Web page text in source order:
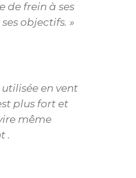
de frein à ses
objectifs. »
en vent
plus fort et
même
.